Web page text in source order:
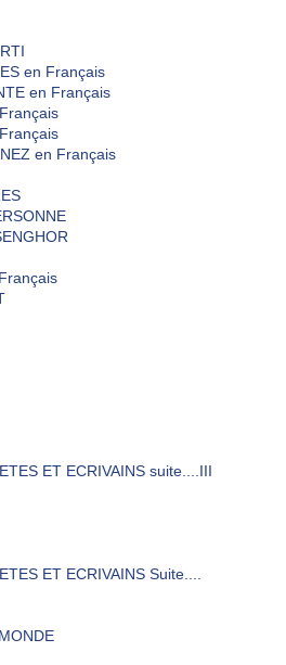
en Français
en Français
en Français
ET ECRIVAINS suite....III
ET ECRIVAINS Suite....